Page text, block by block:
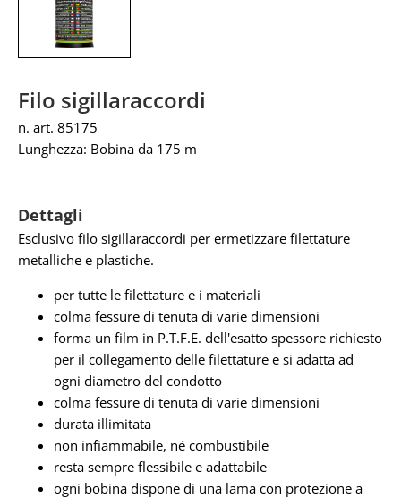
Filo sigillaraccordi
n. art. 85175
Lunghezza: Bobina da 175 m
Dettagli
Esclusivo filo sigillaraccordi per ermetizzare filettature
metalliche e plastiche.
per tutte le filettature e i materiali
colma fessure di tenuta di varie dimensioni
forma un film in P.T.F.E. dell'esatto spessore richiesto
per il collegamento delle filettature e si adatta ad
ogni diametro del condotto
colma fessure di tenuta di varie dimensioni
durata illimitata
non infiammabile, né combustibile
resta sempre flessibile e adattabile
ogni bobina dispone di una lama con protezione a